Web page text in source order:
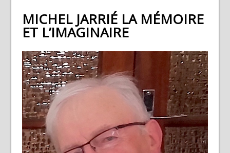
MICHEL JARRIÉ LA MÉMOIRE
ET L’IMAGINAIRE